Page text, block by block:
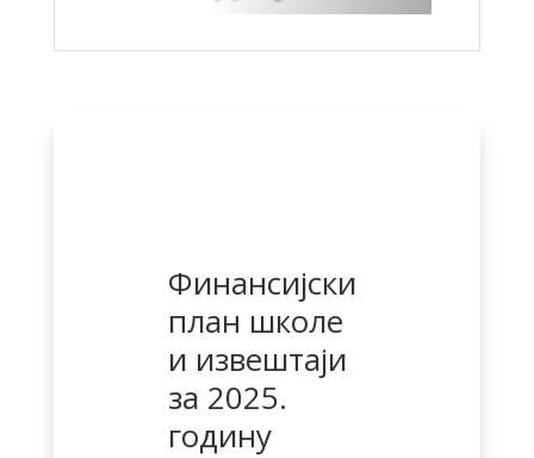
Финансијски
план школе
и извештаји
за 2025.
годину